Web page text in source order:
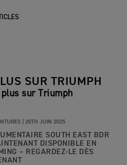
SUR TRIUMPH
plus sur Triumph
| 20TH JUIN 2025
SOUTH EAST BDR
DISPONIBLE EN
– REGARDEZ-LE DÈS